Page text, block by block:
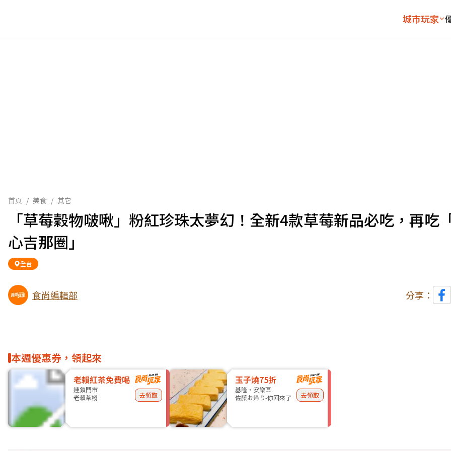
城市玩家
首頁 / 美食 / 其它
「草莓穀物啵啾」粉紅珍珠太夢幻！全新4款草莓新品必吃，再吃
心吉那圈」
全台
食尚編輯部 分享：
本週優惠券，領起來
老賴紅茶免費喝
連鎖門市
老賴茶棧
去領取
玉子燒75折
基隆・安樂區
佐藤お帰り-你回來了
去領取